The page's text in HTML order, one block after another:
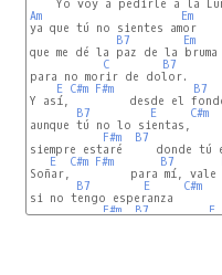
Am
Em
ya que tú no sientes amor
B7
Em
que me dé la paz de la bruma
C
B7
para no morir de dolor.
E C#m F#m B7
Y así,         desde el fondo
B7
E
C#m
aunque tú no lo sientas,
F#m
B7
siempre estaré     donde tú
E
C#m F#m B7
Soñar,         para mí, vale
B7
E
C#m
si no tengo esperanza
F#m
B7 E